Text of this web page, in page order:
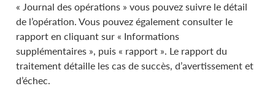
« Journal des opérations » vous pouvez suivre le détail
de l’opération. Vous pouvez également consulter le
rapport en cliquant sur « Informations
supplémentaires », puis « rapport ». Le rapport du
traitement détaille les cas de succès, d’avertissement et
d’échec.